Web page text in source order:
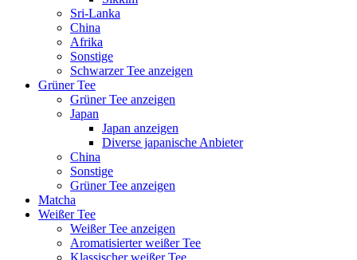
Sri-Lanka
China
Afrika
Sonstige
Schwarzer Tee anzeigen
Grüner Tee
Grüner Tee anzeigen
Japan
Japan anzeigen
Diverse japanische Anbieter
China
Sonstige
Grüner Tee anzeigen
Matcha
Weißer Tee
Weißer Tee anzeigen
Aromatisierter weißer Tee
Klassischer weißer Tee